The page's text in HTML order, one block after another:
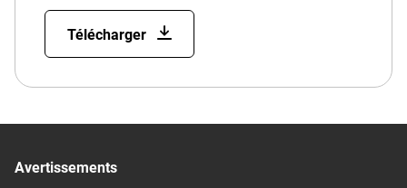
Télécharger
Avertissements